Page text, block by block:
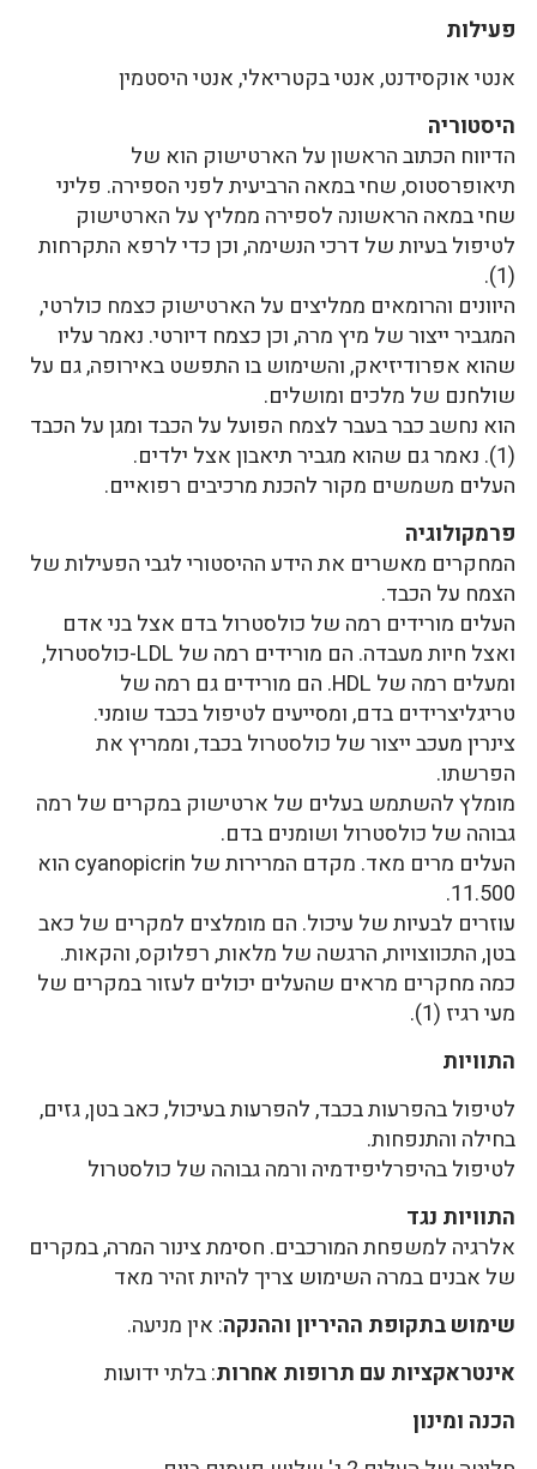
פעילות
אנטי אוקסידנט, אנטי בקטריאלי, אנטי היסטמין
היסטוריה
הדיווח הכתוב הראשון על הארטישוק הוא של
תיאופרסטוס, שחי במאה הרביעית לפני הספירה. פליני
שחי במאה הראשונה לספירה ממליץ על הארטישוק
לטיפול בעיות של דרכי הנשימה, וכן כדי לרפא התקרחות
(1).
היוונים והרומאים ממליצים על הארטישוק כצמח כולרטי,
המגביר ייצור של מיץ מרה, וכן כצמח דיורטי. נאמר עליו
שהוא אפרודיזיאק, והשימוש בו התפשט באירופה, גם על
שולחנם של מלכים ומושלים.
הוא נחשב כבר בעבר לצמח הפועל על הכבד ומגן על הכבד
(1). נאמר גם שהוא מגביר תיאבון אצל ילדים.
העלים משמשים מקור להכנת מרכיבים רפואיים.
פרמקולוגיה
המחקרים מאשרים את הידע ההיסטורי לגבי הפעילות של
הצמח על הכבד.
העלים מורידים רמה של כולסטרול בדם אצל בני אדם
ואצל חיות מעבדה. הם מורידים רמה של LDL-כולסטרול,
ומעלים רמה של HDL. הם מורידים גם רמה של
טריגליצרידים בדם, ומסייעים לטיפול בכבד שומני.
צינרין מעכב ייצור של כולסטרול בכבד, וממריץ את
הפרשתו.
מומלץ להשתמש בעלים של ארטישוק במקרים של רמה
גבוהה של כולסטרול ושומנים בדם.
העלים מרים מאד. מקדם המרירות של cyanopicrin הוא
11.500.
עוזרים לבעיות של עיכול. הם מומלצים למקרים של כאב
בטן, התכווצויות, הרגשה של מלאות, רפלוקס, והקאות.
כמה מחקרים מראים שהעלים יכולים לעזור במקרים של
מעי רגיז (1).
התוויות
לטיפול בהפרעות בכבד, להפרעות בעיכול, כאב בטן, גזים,
בחילה והתנפחות.
לטיפול בהיפרליפידמיה ורמה גבוהה של כולסטרול
התוויות נגד
אלרגיה למשפחת המורכבים. חסימת צינור המרה, במקרים
של אבנים במרה השימוש צריך להיות זהיר מאד
שימוש בתקופת ההיריון וההנקה: אין מניעה.
אינטראקציות עם תרופות אחרות: בלתי ידועות
הכנה ומינון